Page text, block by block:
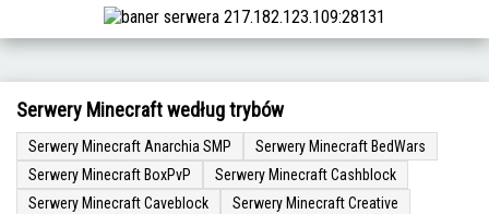
Serwery Minecraft według trybów
Serwery Minecraft Anarchia SMP
Serwery Minecraft BedWars
Serwery Minecraft BoxPvP
Serwery Minecraft Cashblock
Serwery Minecraft Caveblock
Serwery Minecraft Creative